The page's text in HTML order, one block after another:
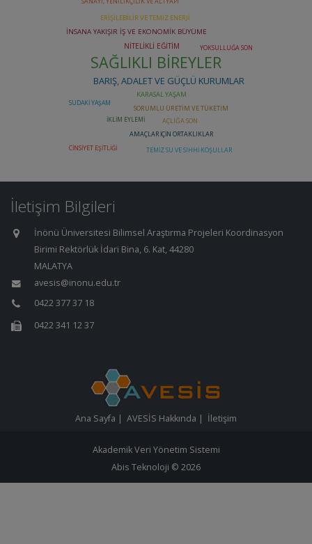
İletişim Bilgileri
İnönü Üniversitesi Bilimsel Araştırma Projeleri Koordinasyon
Birimi Rektörlük İdari Bina, 6. Kat, 44280
MALATYA
avesis@inonu.edu.tr
0422 377 37 18
0422 341 12 37
Ana Sayfa | AVESİS Hakkında | İletişim
Akademik Veri Yönetim Sistemi
Abis Teknoloji © 2026